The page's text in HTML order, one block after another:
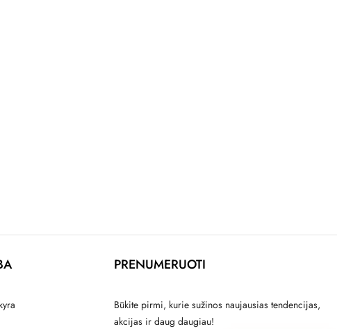
PRENUMERUOTI
Būkite pirmi, kurie sužinos naujausias tendencijas,
akcijas ir daug daugiau!